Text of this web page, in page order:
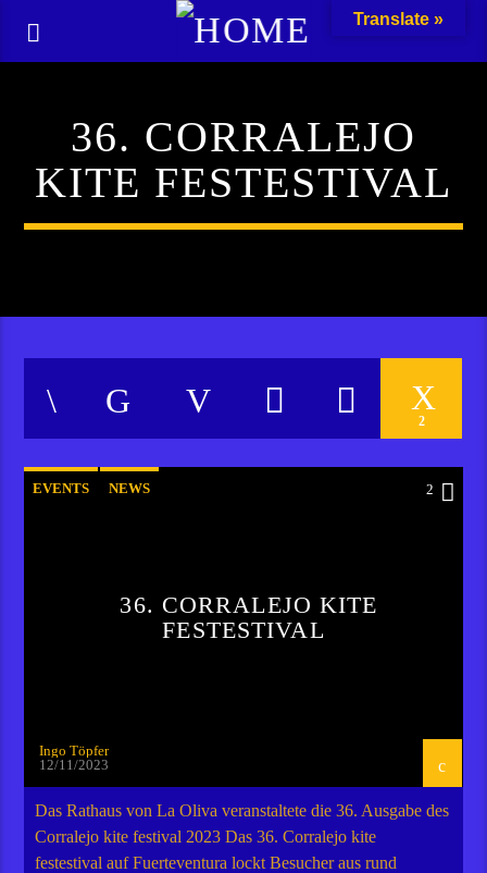
36. CORRALEJO
KITE FESTESTIVAL
2
EVENTS NEWS 2
36. CORRALEJO KITE
FESTESTIVAL
Ingo Töpfer
12/11/2023
Das Rathaus von La Oliva veranstaltete die 36. Ausgabe des
Corralejo kite festival 2023 Das 36. Corralejo kite
festestival auf Fuerteventura lockt Besucher aus rund
Translate »